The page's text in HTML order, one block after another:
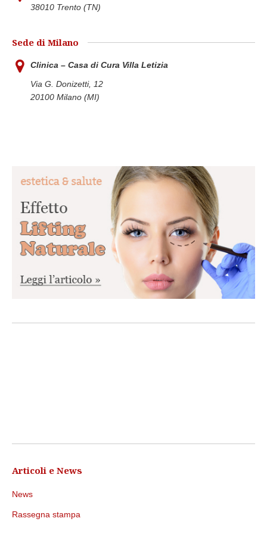
38010 Trento (TN)
Sede di Milano
Clinica – Casa di Cura Villa Letizia
Via G. Donizetti, 12
20100 Milano (MI)
Articoli e News
News
Rassegna stampa